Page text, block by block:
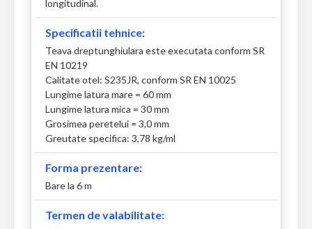
longitudinal.
Specificatii tehnice:
Teava dreptunghiulara este executata conform SR
EN 10219
Calitate otel: S235JR, conform SR EN 10025
Lungime latura mare = 60 mm
Lungime latura mica = 30 mm
Grosimea peretelui = 3,0 mm
Greutate specifica: 3,78 kg/ml
Forma prezentare:
Bare la 6 m
Termen de valabilitate: